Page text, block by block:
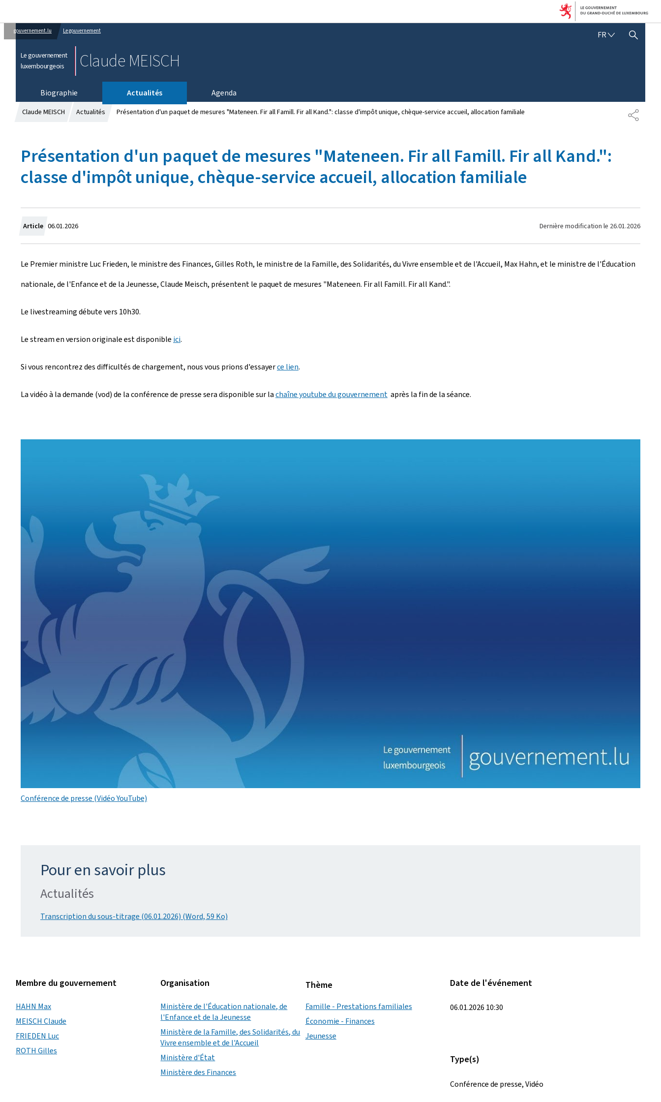
gouvernement.lu Le gouvernement
Le gouvernement
luxembourgeois
Claude MEISCH
FRF
S
AFFICHER / MASQUER LA RECHERCHE
Biographie Actualités Agenda
P
A
Claude MEISCH Actualités Présentation d'un paquet de mesures "Mateneen. Fir all Famill. Fir all Kand.": classe d'impôt unique, chèque-service accueil, allocation familiale
Présentation d'un paquet de mesures "Mateneen. Fir all Famill. Fir all Kand.":
classe d'impôt unique, chèque-service accueil, allocation familiale
Article C
r
é
e
06.01.2026 Dernière modification le 26.01.2026
Le Premier ministre Luc Frieden, le ministre des Finances, Gilles Roth, le ministre de la Famille, des Solidarités, du Vivre ensemble et de l'Accueil, Max Hahn, et le ministre de l'Éducation
nationale, de l'Enfance et de la Jeunesse, Claude Meisch, présentent le paquet de mesures "Mateneen. Fir all Famill. Fir all Kand.".
Le livestreaming débute vers 10h30.
Le stream en version originale est disponible ici.
Si vous rencontrez des difficultés de chargement, nous vous prions d'essayerce lien.
La vidéo à la demande (vod) de la conférence de presse sera disponible sur lachaîne youtube du gouvernement après la fin de la séance.
Conférence de presse (Vidéo YouTube)
Pour en savoir plus
Actualités
Transcription du sous-titrage (06.01.2026) (Word, 59 Ko)
Membre du gouvernement
HAHN Max
MEISCH Claude
FRIEDEN Luc
ROTH Gilles
Organisation
Ministère de l'Éducation nationale, de
l'Enfance et de la Jeunesse
Ministère de la Famille, des Solidarités, du
Vivre ensemble et de l'Accueil
Ministère d'État
Ministère des Finances
Thème
Famille - Prestations familiales
Économie - Finances
Jeunesse
Date de l'événement
06.01.2026 10:30
Type(s)
Conférence de presse, Vidéo